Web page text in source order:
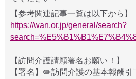
【参考関連記事一覧は以下から】
https://wan.or.jp/general/search?
【訪問介護請願署名お願い！】
【署名】✏️訪問介護の基本報酬引